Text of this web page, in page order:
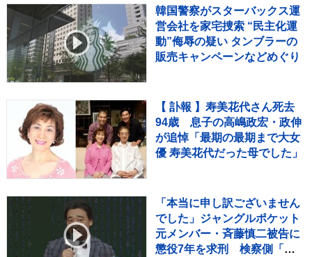
韓国警察がスターバックス運
営会社を家宅捜索 “民主化運
動”侮辱の疑い タンブラーの
販売キャンペーンなどめぐり
【 訃報 】寿美花代さん死去
94歳 息子の高嶋政宏・政伸
が追悼「最期の最期まで大女
優 寿美花代だった母でした」
「本当に申し訳ございません
でした」ジャングルポケット
元メンバー・斉藤慎二被告に
懲役7年を求刑 検察側「立